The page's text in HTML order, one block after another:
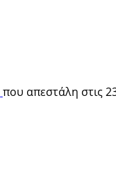
που απεστάλη στις